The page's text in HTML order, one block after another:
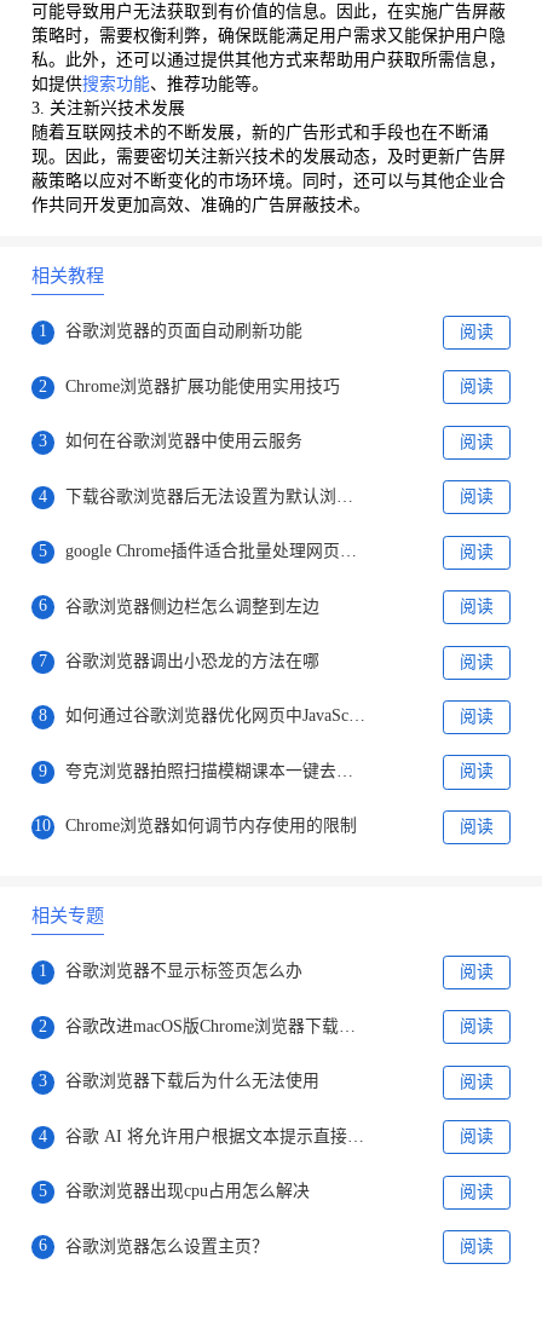
可能导致用户无法获取到有价值的信息。因此，在实施广告屏蔽
策略时，需要权衡利弊，确保既能满足用户需求又能保护用户隐
私。此外，还可以通过提供其他方式来帮助用户获取所需信息，
如提供搜索功能、推荐功能等。
3. 关注新兴技术发展
随着互联网技术的不断发展，新的广告形式和手段也在不断涌
现。因此，需要密切关注新兴技术的发展动态，及时更新广告屏
蔽策略以应对不断变化的市场环境。同时，还可以与其他企业合
作共同开发更加高效、准确的广告屏蔽技术。
相关教程
1 谷歌浏览器的页面自动刷新功能 阅读
2 Chrome浏览器扩展功能使用实用技巧 阅读
3 如何在谷歌浏览器中使用云服务 阅读
4 阅读
5 google Chrome插件适合批量处理网页图片格式 阅读
6 谷歌浏览器侧边栏怎么调整到左边 阅读
7 谷歌浏览器调出小恐龙的方法在哪 阅读
8 如何通过谷歌浏览器优化网页中JavaScript的执行顺序 阅读
9 夸克浏览器拍照扫描模糊课本一键去反光秒变高清电子 阅读
10 Chrome浏览器如何调节内存使用的限制 阅读
相关专题
1 谷歌浏览器不显示标签页怎么办 阅读
2 谷歌改进macOS版Chrome浏览器下载体验 阅读
3 谷歌浏览器下载后为什么无法使用 阅读
4 谷歌 AI 将允许用户根据文本提示直接创建图片 阅读
5 谷歌浏览器出现cpu占用怎么解决 阅读
6 谷歌浏览器怎么设置主页？ 阅读